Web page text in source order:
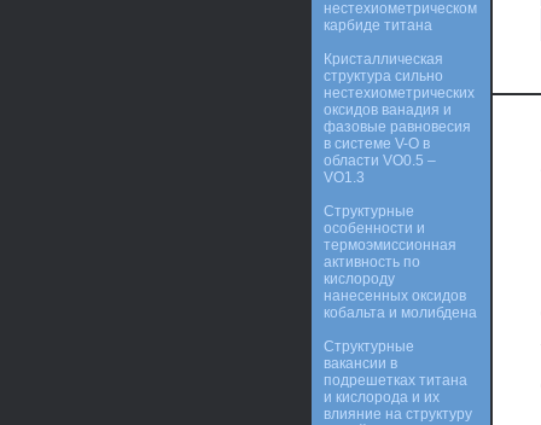
нестехиометрическом
карбиде титана
Кристаллическая
структура сильно
нестехиометрических
оксидов ванадия и
фазовые равновесия
в системе V-O в
области VO0.5 –
VO1.3
Структурные
особенности и
термоэмиссионная
активность по
кислороду
нанесенных оксидов
кобальта и молибдена
Структурные
вакансии в
подрешетках титана
и кислорода и их
влияние на структуру